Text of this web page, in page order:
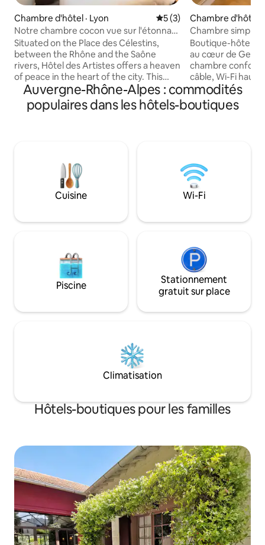
Chambre d'hôtel · Lyon Note moyenne de 5 sur
5 (3)
Notre chambre cocon vue sur l'étonnant
centre ville lyonnais
Situated on the Place des Célestins,
between the Rhône and the Saône
rivers, Hôtel des Artistes offers a heaven
of peace in the heart of the city. This
charming hotel, renovated over the
years, provides a warm, cosy and
hushed atmosphere. Depending on your
is yours to discover. Pleasant room
(between 15 and 19 square meters)
inviting relaxation in a calm and quiet
street. It features a high quality 140x200
Chambre d'hôtel
Chambre simple
- Geneva Heart '2
Boutique-hôtel
au cœur de Genève. Profitez
chambre
câble, Wi-Fi haut
radio, réveil,
et téléphone à
seulement
tous les invités
(carte disponible
réception), ce qui
ville facile et
Auvergne-Rhône-Alpes : commodités
populaires dans les hôtels-boutiques
Cuisine Wi-Fi
Piscine
Stationnement
gratuit sur place
Climatisation
Hôtels-boutiques pour les familles